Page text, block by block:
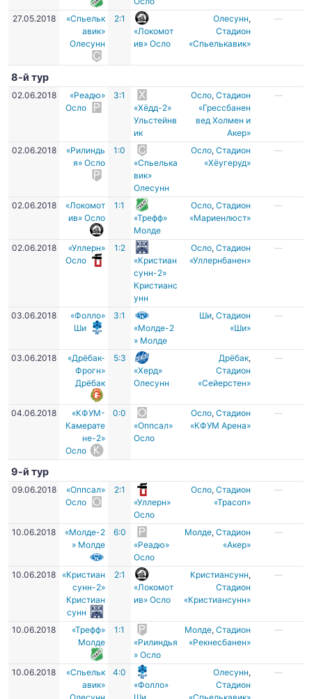
27.05.2018
«Спьельк
авик»
Олесунн
2:1
«Локомот
ив» Осло
Олесунн,
Стадион
«Спьелькавик»
—
8-й тур
02.06.2018
«Реадю»
Осло
3:1
«Хёдд-2»
Ульстейнв
ик
Осло,Стадион
«Грессбанен
вед Холмен и
Акер»
—
02.06.2018
«Рилиндь
я» Осло
1:0
«Спьелька
вик»
Олесунн
Осло,Стадион
«Хёугеруд»
—
02.06.2018
«Локомот
ив» Осло
1:1
«Трефф»
Молде
Осло,Стадион
«Мариенлюст»
—
02.06.2018
«Уллерн»
Осло
1:2
«Кристиан
сунн-2»
Кристианс
унн
Осло,Стадион
«Уллернбанен»
—
03.06.2018
«Фолло»
Ши
3:1
«Молде-2
» Молде
Ши,Стадион
«Ши»
—
03.06.2018
«Дрёбак-
Фрогн»
Дрёбак
5:3
«Херд»
Олесунн
Дрёбак,
Стадион
«Сейерстен»
—
04.06.2018
«КФУМ-
Камерате
не-2»
Осло
0:0
«Оппсал»
Осло
Осло,Стадион
«КФУМ Арена»
—
9-й тур
09.06.2018
«Оппсал»
Осло
2:1
«Уллерн»
Осло
Осло,Стадион
«Трасоп»
—
10.06.2018
«Молде-2
» Молде
6:0
«Реадю»
Осло
Молде,Стадион
«Акер»
—
10.06.2018
«Кристиан
сунн-2»
Кристиан
сунн
2:1
«Локомот
ив» Осло
Кристиансунн,
Стадион
«Кристиансунн»
—
10.06.2018
«Трефф»
Молде
1:1
«Рилиндья
» Осло
Молде,Стадион
«Рекнесбанен»
—
10.06.2018
«Спьельк
авик»
4:0
«Фолло»
Олесунн,
Стадион
—